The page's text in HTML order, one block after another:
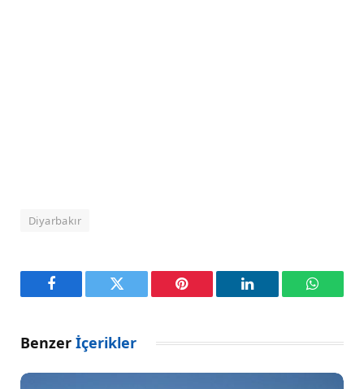
Diyarbakır
Facebook Twitter Pinterest LinkedIn
Benzer İçerikler